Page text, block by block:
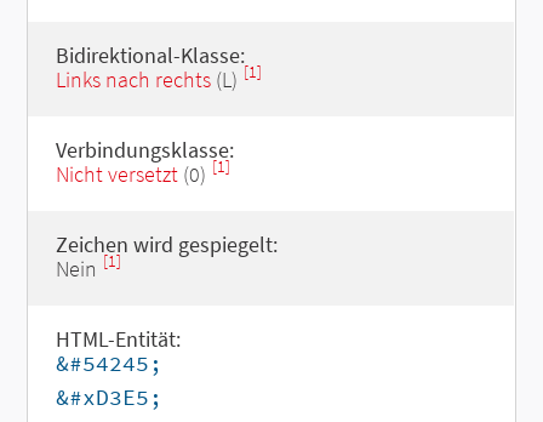
Bidirektional-Klasse:
Links nach rechts(L) [1]
Verbindungsklasse:
Nicht versetzt(0) [1]
Zeichen wird gespiegelt:
Nein [1]
HTML-Entität:
&#54245;
&#xD3E5;